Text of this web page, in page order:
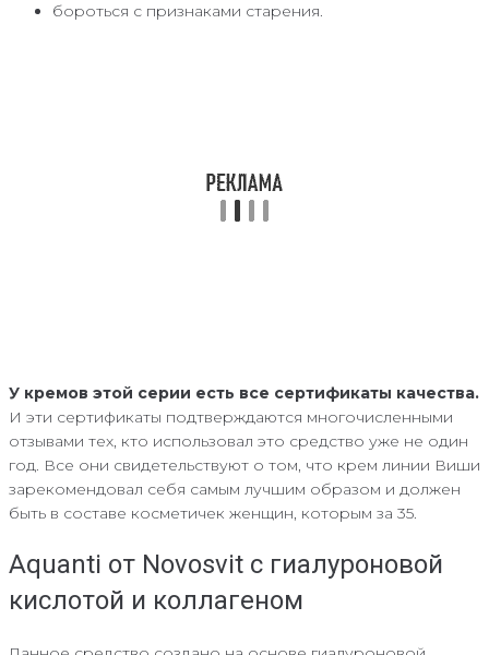
бороться с признаками старения.
У кремов этой серии есть все сертификаты качества.
И эти сертификаты подтверждаются многочисленными
отзывами тех, кто использовал это средство уже не один
год. Все они свидетельствуют о том, что крем линии Виши
зарекомендовал себя самым лучшим образом и должен
быть в составе косметичек женщин, которым за 35.
Aquanti от Novosvit с гиалуроновой
кислотой и коллагеном